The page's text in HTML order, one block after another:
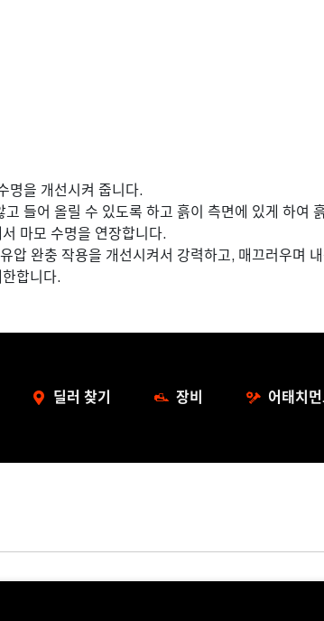
명을 개선시켜 줍니다.
들어 올릴 수 있도록 하고 흙이 측면에 있게 하여
마모 수명을 연장합니다.
압 완충 작용을 개선시켜서 강력하고, 매끄러우며
합니다.
딜러 찾기 장비 어태치